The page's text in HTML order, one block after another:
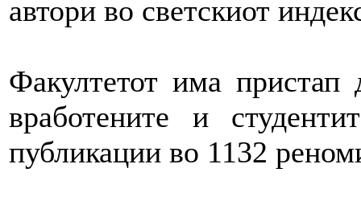
автори во светскиот
Факултетот има
вработените и
публикации во 1132